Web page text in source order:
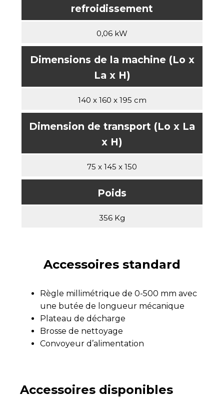
refroidissement
0,06 kW
Dimensions de la machine (Lo x
La x H)
140 x 160 x 195 cm
Dimension de transport (Lo x La
x H)
75 x 145 x 150
Poids
356 Kg
Accessoires standard
Règle millimétrique de 0-500 mm avec
une butée de longueur mécanique
Plateau de décharge
Brosse de nettoyage
Convoyeur d’alimentation
Accessoires disponibles